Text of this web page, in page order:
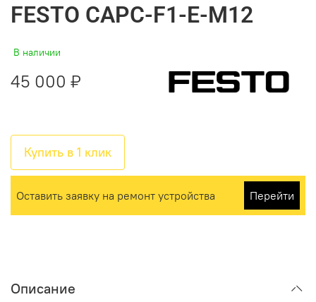
FESTO CAPC-F1-E-M12
В наличии
45 000 ₽
Купить в 1 клик
Оставить заявку на ремонт устройства Перейти
Описание